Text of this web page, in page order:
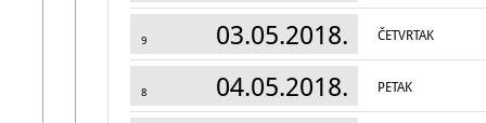
9 03.05.2018. ČETVRTAK
8 04.05.2018. PETAK